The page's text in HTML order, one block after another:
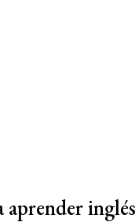
inglés